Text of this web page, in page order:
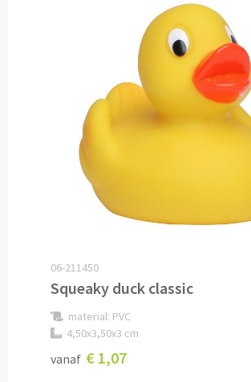
Voedselcontainers bedrukken
Saladeboxen bedrukken
Pepermunt bedrukken
Snoeppotten bedrukken
Snoepblikken bedrukken
Lollies bedrukken
Chocolade & Bonbons bedrukken
06-211450
Squeaky duck classic
material: PVC
4,50x3,50x3 cm
vanaf € 1,07